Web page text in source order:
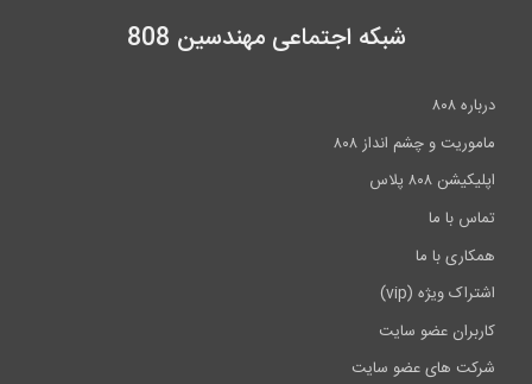
شبکه اجتماعی مهندسین 808
درباره ۸۰۸
ماموریت و چشم انداز ۸۰۸
اپلیکیشن ۸۰۸ پلاس
تماس با ما
همکاری با ما
اشتراک ویژه (vip)
کاربران عضو سایت
شرکت های عضو سایت